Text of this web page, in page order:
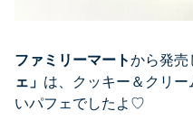
ファミリーマートから発売
ェ 」 は、クッキー＆クリ
いパフェでしたよ♡